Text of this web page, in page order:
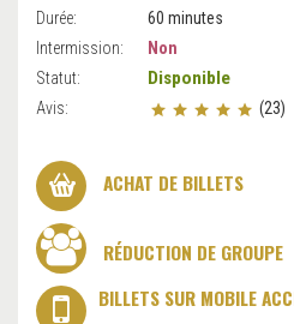
Durée:
60 minutes
Intermission:
Non
Statut:
Disponible
Avis: (23)
ACHAT DE BILLETS
RÉDUCTION DE GROUPE
BILLETS SUR MOBILE